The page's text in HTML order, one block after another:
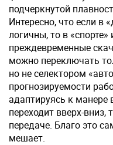
подчеркнутой
Интересно, что если в
логичны, то в
преждевременные
можно переключать
но не селектором
прогнозируемости
адаптируясь к манере
переходит вверх-вниз,
передаче. Благо это
мешает.